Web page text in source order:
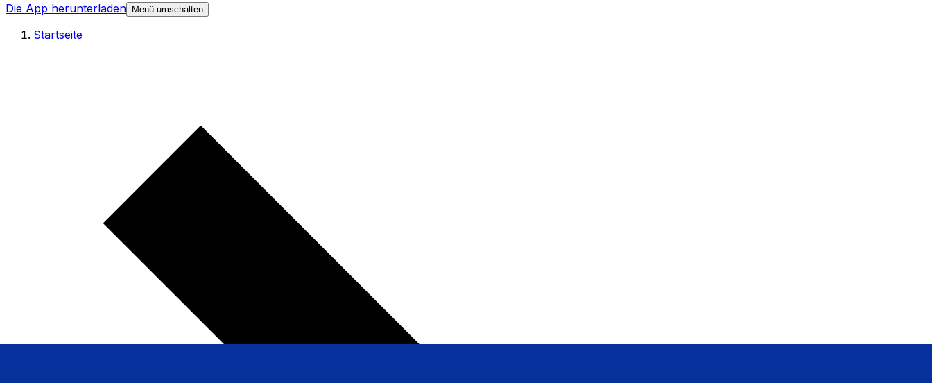
Die App herunterladen Menü umschalten
Startseite